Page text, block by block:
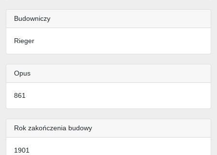
Budowniczy
Rieger
Opus
861
Rok zakończenia budowy
1901